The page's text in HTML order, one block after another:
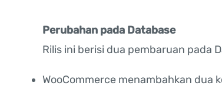
Perubahan pada Database
Rilis ini berisi dua pembaruan pada
WooCommerce menambahkan dua